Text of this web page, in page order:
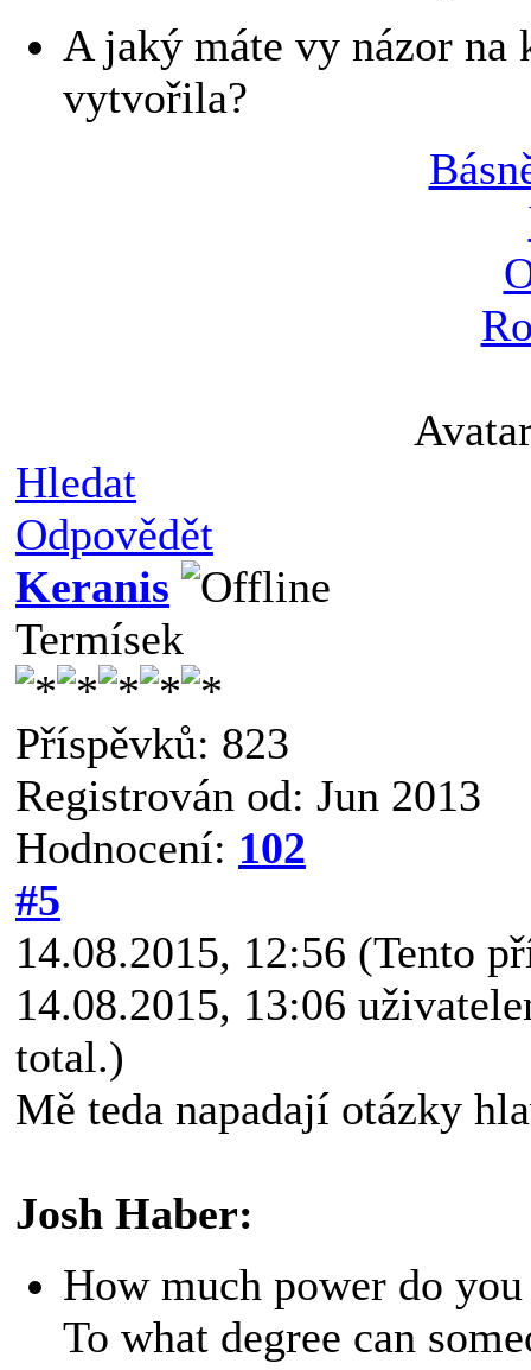
A jaký máte vy názor na
vytvořila?
Hledat
Odpovědět
Keranis
Termísek
Příspěvků: 823
Registrován od: Jun 2013
Hodnocení: 102
#5
14.08.2015, 12:56 (Tento
14.08.2015, 13:06
total.)
Mě teda napadají otázky
Josh Haber:
How much power do
To what degree can